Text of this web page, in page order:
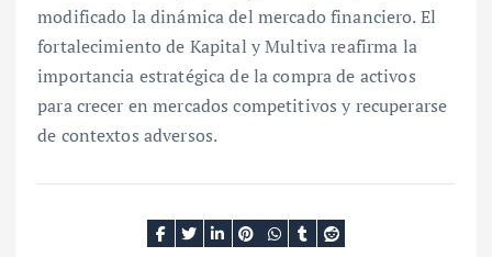
modificado la dinámica del mercado financiero. El
fortalecimiento de Kapital y Multiva reafirma la
importancia estratégica de la compra de activos
para crecer en mercados competitivos y recuperarse
de contextos adversos.